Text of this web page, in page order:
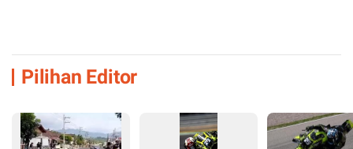
Pilihan Editor